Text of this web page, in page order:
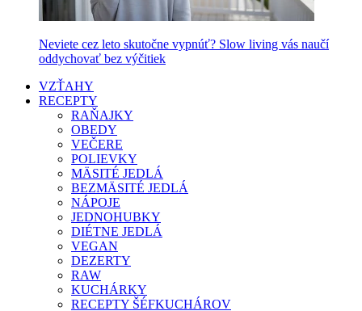
Neviete cez leto skutočne vypnúť? Slow living vás naučí
oddychovať bez výčitiek
VZŤAHY
RECEPTY
RAŇAJKY
OBEDY
VEČERE
POLIEVKY
MÄSITÉ JEDLÁ
BEZMÄSITÉ JEDLÁ
NÁPOJE
JEDNOHUBKY
DIÉTNE JEDLÁ
VEGAN
DEZERTY
RAW
KUCHÁRKY
RECEPTY ŠÉFKUCHÁROV